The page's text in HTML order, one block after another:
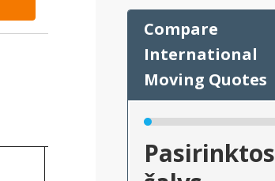
Pasirinktos